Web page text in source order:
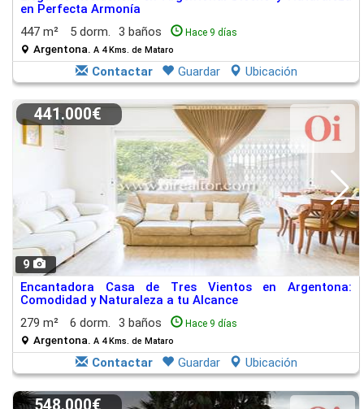
en Perfecta Armonía
447 m²
5 dorm. 3 baños Hace 9 días
Argentona. A 4 Kms. de Mataro
Contactar Guardar Ubicación
9
441.000€
Encantadora Casa de Tres Vientos en Argentona:
Comodidad y Naturaleza a tu Alcance
279 m²
6 dorm. 3 baños Hace 9 días
Argentona. A 4 Kms. de Mataro
Contactar Guardar Ubicación